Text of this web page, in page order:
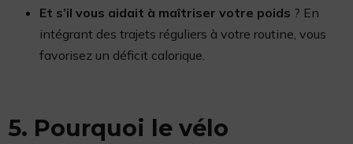
Et s’il vous aidait à maîtriser votre poids ? En
intégrant des trajets réguliers à votre routine, vous
favorisez un déficit calorique.
5. Pourquoi le vélo